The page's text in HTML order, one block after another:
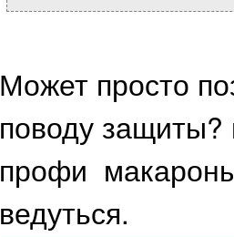
Может просто
поводу защиты?
профи
ведуться.